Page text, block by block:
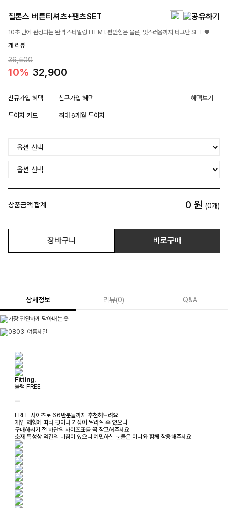
칠론스 버튼티셔츠+팬츠SET
10초 만에 완성되는 완벽 스타일링 ITEM ! 편안함은 물론, 멋스러움까지 타고난 SET ♥
개 리뷰
36,500
10% 32,900
신규가입 혜택 신규가입 혜택 혜택보기
무이자 카드 최대 6개월 무이자
상품금액 합계 0 원 (0개)
장바구니 바로구매
상세정보 리뷰(0) Q&A
Fitting.
블랙 FREE
ㅡ
FREE 사이즈로 66반분들까지 추천해드려요
개인 체형에 따라 핏이나 기장이 달라질 수 있으니
구매하시기 전 하단의 사이즈표를 꼭 참고해주세요
소재 특성상 약간의 비침이 있으니 예민하신 분들은 이너와 함께 착용해주세요